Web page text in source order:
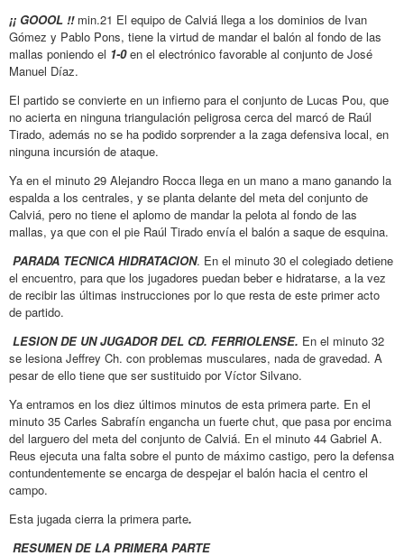
¡¡ GOOOL !!min.21 El equipo de Calviá llega a los dominios de Ivan
Gómez y Pablo Pons, tiene la virtud de mandar el balón al fondo de las
mallas poniendo el 1-0en el electrónico favorable al conjunto de José
Manuel Díaz.
El partido se convierte en un infierno para el conjunto de Lucas Pou, que
no acierta en ninguna triangulación peligrosa cerca del marcó de Raúl
Tirado, además no se ha podido sorprender a la zaga defensiva local, en
ninguna incursión de ataque.
Ya en el minuto 29 Alejandro Rocca llega en un mano a mano ganando la
espalda a los centrales, y se planta delante del meta del conjunto de
Calviá, pero no tiene el aplomo de mandar la pelota al fondo de las
mallas, ya que con el pie Raúl Tirado envía el balón a saque de esquina.
PARADA TECNICA HIDRATACION. En el minuto 30 el colegiado detiene
el encuentro, para que los jugadores puedan beber e hidratarse, a la vez
de recibir las últimas instrucciones por lo que resta de este primer acto
de partido.
LESION DE UN JUGADOR DEL CD. FERRIOLENSE. En el minuto 32
se lesiona Jeffrey Ch. con problemas musculares, nada de gravedad. A
pesar de ello tiene que ser sustituido por Víctor Silvano.
Ya entramos en los diez últimos minutos de esta primera parte. En el
minuto 35 Carles Sabrafín engancha un fuerte chut, que pasa por encima
del larguero del meta del conjunto de Calviá. En el minuto 44 Gabriel A.
Reus ejecuta una falta sobre el punto de máximo castigo, pero la defensa
contundentemente se encarga de despejar el balón hacia el centro el
campo.
Esta jugada cierra la primera parte.
RESUMEN DE LA PRIMERA PARTE